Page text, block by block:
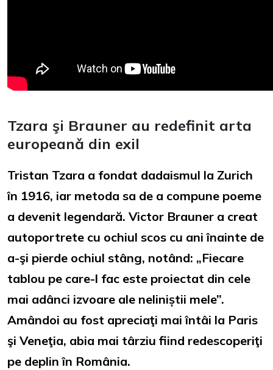
Tzara şi Brauner au redefinit arta
europeanǎ din exil
Tristan Tzara a fondat dadaismul la Zurich
în 1916, iar metoda sa de a compune poeme
a devenit legendară. Victor Brauner a creat
autoportrete cu ochiul scos cu ani înainte de
a-şi pierde ochiul stâng, notând: „Fiecare
tablou pe care-l fac este proiectat din cele
mai adânci izvoare ale neliniștii mele”.
Amândoi au fost apreciaţi mai întâi la Paris
şi Veneţia, abia mai târziu fiind redescoperiţi
pe deplin în România.